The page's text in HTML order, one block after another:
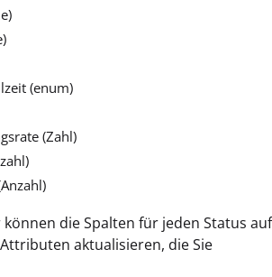
(enum)
(Zahl)
die Spalten für jeden Status auf
aktualisieren, die Sie